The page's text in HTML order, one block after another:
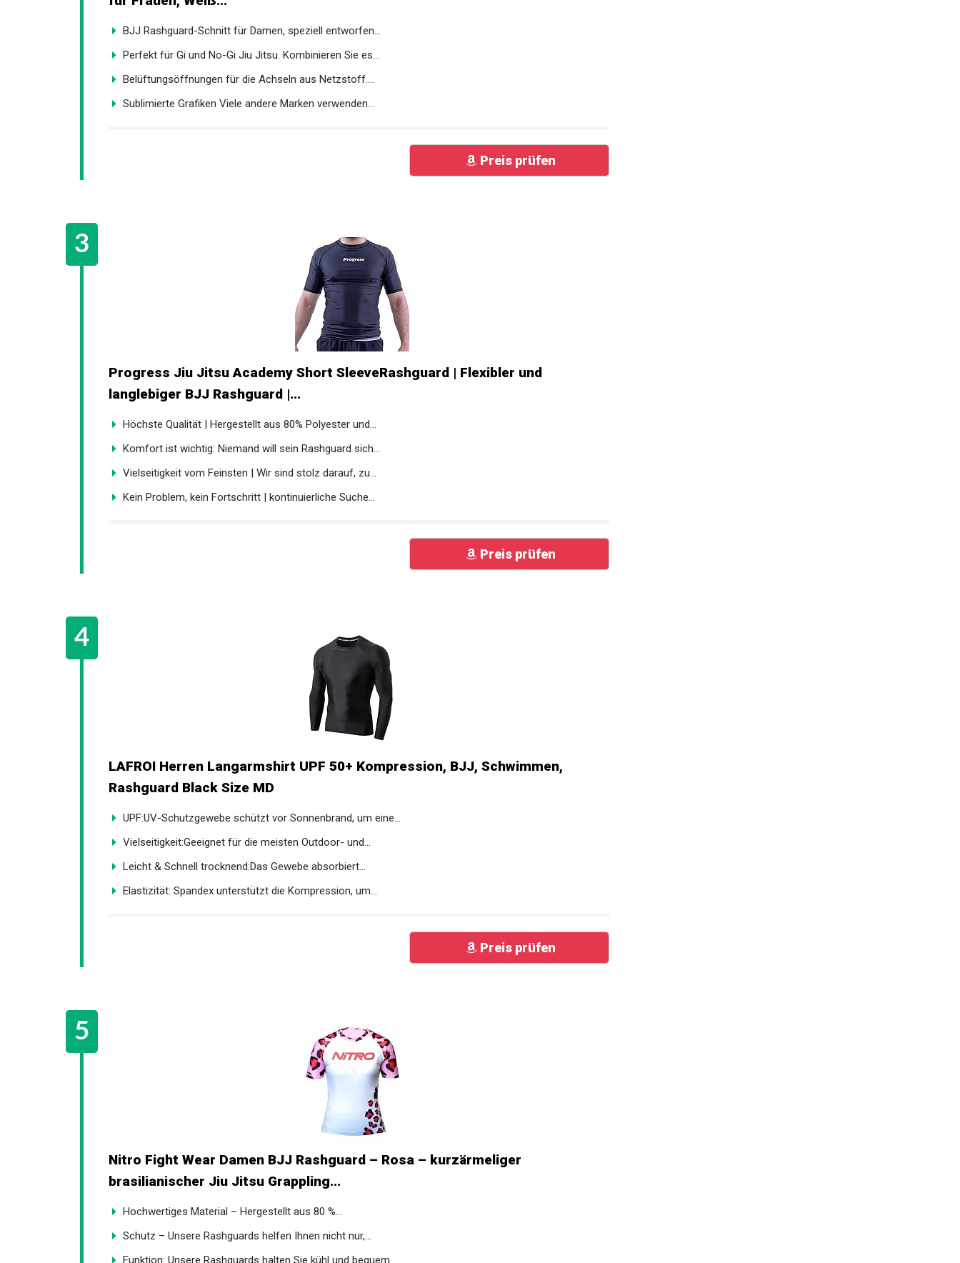
BJJ Rashguard-Schnitt für Damen, speziell entworfen...
Perfekt für Gi und No-Gi Jiu Jitsu. Kombinieren Sie es...
Belüftungsöffnungen für die Achseln aus Netzstoff....
Sublimierte Grafiken Viele andere Marken verwenden...
Preis prüfen
Progress Jiu Jitsu Academy Short SleeveRashguard | Flexibler und
langlebiger BJJ Rashguard |...
Höchste Qualität | Hergestellt aus 80% Polyester und...
Komfort ist wichtig: Niemand will sein Rashguard sich...
Vielseitigkeit vom Feinsten | Wir sind stolz darauf, zu...
Kein Problem, kein Fortschritt | kontinuierliche Suche...
Preis prüfen
LAFROI Herren Langarmshirt UPF 50+ Kompression, BJJ, Schwimmen,
Rashguard Black Size MD
UPF:UV-Schutzgewebe schützt vor Sonnenbrand, um eine...
Vielseitigkeit:Geeignet für die meisten Outdoor- und...
Leicht & Schnell trocknend:Das Gewebe absorbiert...
Elastizität: Spandex unterstützt die Kompression, um...
Preis prüfen
Nitro Fight Wear Damen BJJ Rashguard – Rosa – kurzärmeliger
brasilianischer Jiu Jitsu Grappling...
Hochwertiges Material – Hergestellt aus 80 %...
Schutz – Unsere Rashguards helfen Ihnen nicht nur,...
Funktion: Unsere Rashguards halten Sie kühl und bequem...